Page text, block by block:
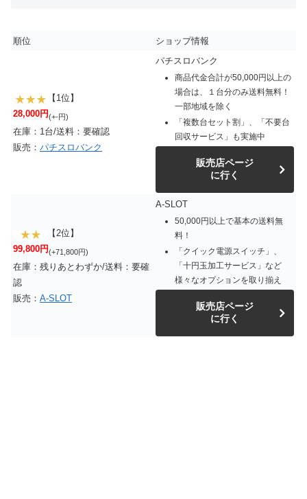
順位 ショップ情報
【1位】
28,000円(+-円)
在庫：1台/送料：要確認
販売： パチスロバンク
パチスロバンク
商品代金合計が50,000円以上の
場合は、１台分のみ送料無料！
一部地域を除く
「複数台セット割」、「不要台
回収サービス」も実施中
販売店ページ
に行く
【2位】
99,800円(+71,800円)
在庫：残りあとわずか/送料：要確
認
販売： A-SLOT
A-SLOT
50,000円以上で基本の送料無
料！
「クイック電源スイッチ」、
「十円玉加工サービス」など
様々なオプションを取り揃え
販売店ページ
に行く